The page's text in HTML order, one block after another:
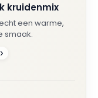
kruidenmix
een warme,
smaak.
›